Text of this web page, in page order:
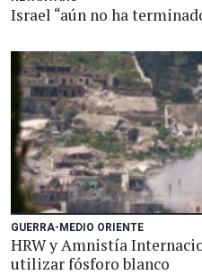
Israel “aún no ha
GUERRA-MEDIO ORIENTE
HRW y Amnistía
utilizar fósforo blanco